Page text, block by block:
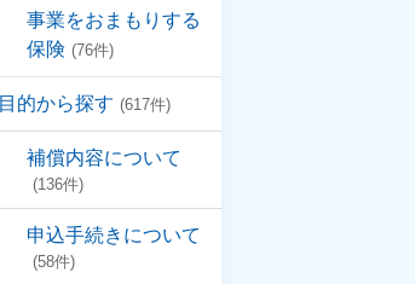
事業をおまもりする
保険 (76件)
目的から探す (617件)
補償内容について
(136件)
申込手続きについて
(58件)